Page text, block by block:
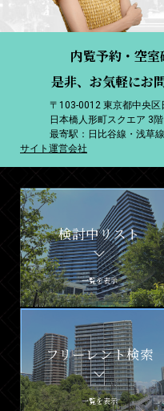
内覧予約・空
是非、お気軽にお
〒103-0012 東京都中央区
日本橋人形町スクエア 3階
最寄駅：日比谷線・浅草
サイト運営会社
検討中リスト
一覧を表示
フリーレント検索
一覧を表示